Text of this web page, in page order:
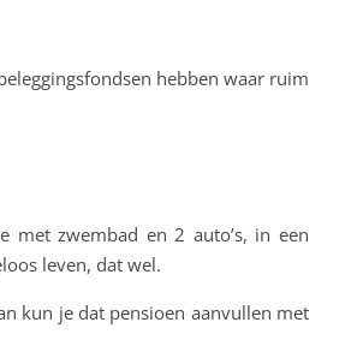
hebben waar ruim
met zwembad en 2 auto’s, in een
leven, dat wel.
kun je dat pensioen aanvullen met